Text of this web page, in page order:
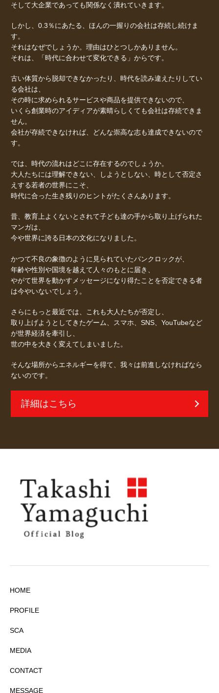
そして大企業であっても関係なく潰れていきます。
しかし、0.3％にあたる、ほんの一握りの会社は存続し続けま
す。
それはなぜでしょうか。理由はひとつしかありません。
それは、「時代に合わせて変化できる」からです。
古い体質から脱却できなかったり、時代を読み違えたりしてい
る会社は、
その時に求められるサービスや商品を提供できないので、
いくら創業時のアイディアが素晴らしくても会社は存続できま
せん。
会社が存続できなければ、どんな崇高な志も達成できないので
す。
では、時代の流れはどこに存在するのでしょうか。
大人たちには理解できない、しようとしない、時として否定さ
えする若者の世界にこそ、
時代に合った生き残りのヒントがたくさんあります。
昔、教育上よくないとされて子ども達の手から取り上げられた
マンガは、
今や世界に誇る日本の文化になりました。
かつて不良の象徴のように見られていたパンクロックが、
年齢や性別や国境を越えて人々のもとに届き、
やがて世界を動かすメッセージになり得たことを否定できる者
は今やいないでしょう。
さらにもっと最近では、これも大人たちが否定し、
取り上げようとしてきたゲーム、スマホ、SNS、YouTubeなど
が世界経済を牽引し、
世の中を大きく変えてしまいました。
そんな場所からエネルギーを得て、我々は前進しなければなら
ないのです。
詳細はこちら
HOME
PROFILE
SCA
MEDIA
CONTACT
MESSAGE